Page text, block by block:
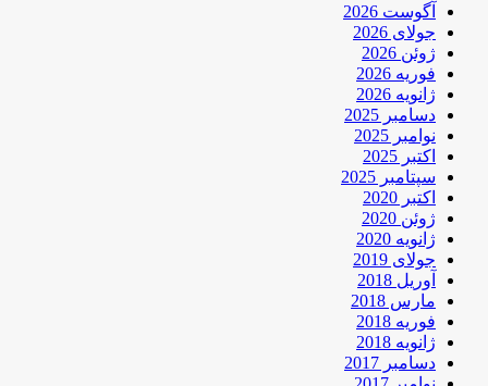
آگوست 2026
جولای 2026
ژوئن 2026
فوریه 2026
ژانویه 2026
دسامبر 2025
نوامبر 2025
اکتبر 2025
سپتامبر 2025
اکتبر 2020
ژوئن 2020
ژانویه 2020
جولای 2019
آوریل 2018
مارس 2018
فوریه 2018
ژانویه 2018
دسامبر 2017